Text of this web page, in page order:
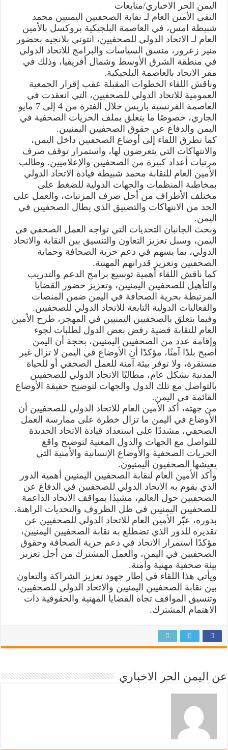
على
طاولة
الامين
العام
للاتحاد
الدولي
للصحفيين
بلقاء
في
مغلقة
اليمن الحر الاخباري/متابعات
التقى الأمين العام لـ نقابة الصحفيين اليمنيين محمد
شبيطة امس، في العاصمة البلجيكية بروكسل بالأمين
العام لـ الاتحاد الدولي للصحفيين، انتوني بلانجيه بحضور
منير زعرور، منسق السياسات والبرامج للاتحاد الدولي
في منطقة الشرق الأوسط وشمال أفريقيا، وذلك في
مقر الاتحاد بالعاصمة البلجيكية.
وناقش اللقاء الخطوات المقبلة عقب إقرار الجمعية
العمومية للاتحاد الدولي للصحفيين، التي انعقدت في
العاصمة الفرنسية باريس خلال الفترة من 4 إلى 7 مايو
الجاري، خصوصًا ما يتعلق بملف الحريات الصحفية في
اليمن والدفاع عن حقوق الصحفيين اليمنيين.
كما تطرق اللقاء إلى أوضاع الصحفيين داخل اليمن،
والانتهاكات التي يتعرضون لها، واستمرار توقف صرف
مرتبات أعداد كبيرة من الصحفيين والإعلاميين. وطالب
الأمين العام للنقابة محمد شبيطة قيادة الاتحاد الدولي
بمخاطبة المنظمات والجهات الدولية للضغط على
مختلف الأطراف من أجل صرف المرتبات، والعمل على
الحد من الانتهاكات والتضييق الذي يطال الصحفيين في
اليمن.
وبحث الجانبان التحديات التي تواجه العمل الصحفي في
اليمن، وسبل تعزيز التعاون والتنسيق بين النقابة والاتحاد
الدولي، بما يسهم في دعم حرية الصحافة وحماية
الصحفيين وتعزيز قدراتهم المهنية.
كما ناقش اللقاء أهمية توسيع برامج الدعم والتدريب
والتأهيل للصحفيين اليمنيين، وتعزيز حضور القضايا
المرتبطة بحرية الصحافة في اليمن ضمن المنصات
والفعاليات الدولية التابعة للاتحاد الدولي للصحفيين.
وفيما يتعلق بالصحفيين اليمنيين في المهجر، طرح الأمين
العام للنقابة قضية رفض بعض الدول لطلبات لجوء
وإقامة عدد من الصحفيين اليمنيين، بحجة أن اليمن
أصبح بلدًا آمنًا، مؤكدًا أن الأوضاع في اليمن لا تزال غير
مستقرة، ولا توفر بيئة آمنة للعمل الصحفي أو للحياة
المدنية بشكل عام، مطالبًا الاتحاد الدولي للصحفيين
بالتواصل مع تلك الدول والجهات لتوضيح حقيقة الأوضاع
القائمة في اليمن.
من جهته، أكد الأمين العام للاتحاد الدولي للصحفيين أن
الأوضاع في اليمن ما تزال خطرة على ممارسة العمل
الصحفي، مشددًا على استعداد قيادة الاتحاد الجديدة
للتواصل مع الجهات والدول المعنية لتوضيح واقع
الحريات الصحفية والأوضاع الإنسانية والأمنية التي
يعيشها الصحفيون اليمنيون.
وأكد الأمين العام لنقابة الصحفيين اليمنيين أهمية الدور
الذي يقوم به الاتحاد الدولي للصحفيين في الدفاع عن
الصحفيين حول العالم، مشيدًا بمواقف الاتحاد الداعمة
للصحفيين اليمنيين في ظل الظروف والتحديات الراهنة.
بدوره، عبّر الأمين العام للاتحاد الدولي للصحفيين عن
تقديره للدور الذي تضطلع به نقابة الصحفيين اليمنيين،
مؤكدًا استمرار الاتحاد في دعم حرية الصحافة وحقوق
الصحفيين في اليمن، والعمل المشترك من أجل تعزيز
بيئة صحفية مهنية وآمنة.
ويأتي هذا اللقاء في إطار جهود تعزيز الشراكة والتعاون
بين نقابة الصحفيين اليمنيين والاتحاد الدولي للصحفيين،
وتنسيق المواقف تجاه القضايا المهنية والحقوقية ذات
الاهتمام المشترك.
عن اليمن الحر الاخباري